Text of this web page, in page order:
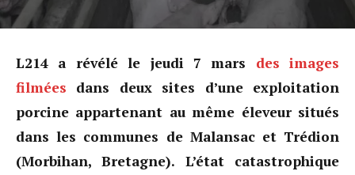
L214 a révélé le jeudi 7 mars des images
filmées dans deux sites d’une exploitation
porcine appartenant au même éleveur situés
dans les communes de Malansac et Trédion
(Morbihan, Bretagne). L’état catastrophique